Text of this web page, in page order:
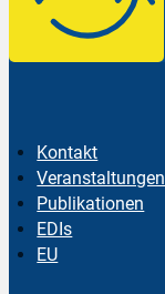
Kontakt
Veranstaltungen
Publikationen
EDIs
EU